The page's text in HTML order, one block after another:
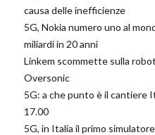
causa delle inefficienze
5G, Nokia numero uno al
miliardi in 20 anni
Linkem scommette sulla
Oversonic
5G: a che punto è il cantiere
17.00
5G, in Italia il primo